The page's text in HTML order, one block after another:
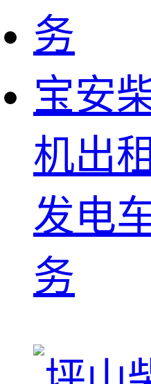
宝安
机出
发电
务